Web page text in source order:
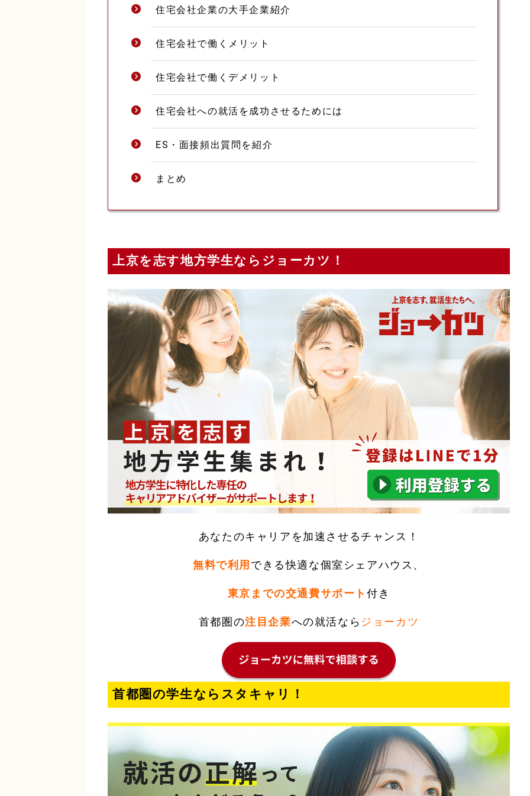
住宅会社企業の大手企業紹介
住宅会社で働くメリット
住宅会社で働くデメリット
住宅会社への就活を成功させるためには
ES・面接頻出質問を紹介
まとめ
上京を志す地方学生ならジョーカツ！
あなたのキャリアを加速させるチャンス！
無料で利用 できる快適な個室シェアハウス、
東京までの交通費サポート 付き
首都圏の注目企業への就活なら ジョーカツ
首都圏の学生ならスタキャリ！